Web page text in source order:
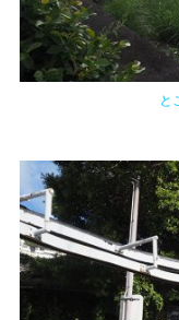
と